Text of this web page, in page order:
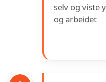
selv og viste
og arbeidet